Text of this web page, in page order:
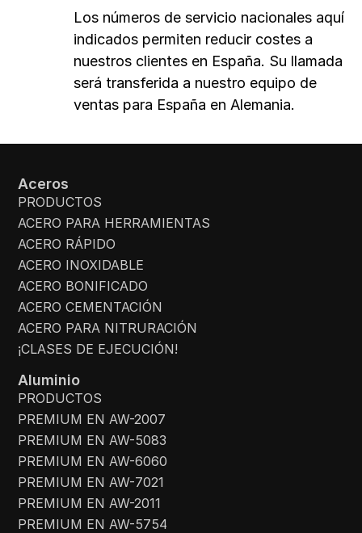
Los números de servicio nacionales aquí
indicados permiten reducir costes a
nuestros clientes en España. Su llamada
será transferida a nuestro equipo de
ventas para España en Alemania.
Aceros
PRODUCTOS
ACERO PARA HERRAMIENTAS
ACERO RÁPIDO
ACERO INOXIDABLE
ACERO BONIFICADO
ACERO CEMENTACIÓN
ACERO PARA NITRURACIÓN
¡CLASES DE EJECUCIÓN!
Aluminio
PRODUCTOS
PREMIUM EN AW-2007
PREMIUM EN AW-5083
PREMIUM EN AW-6060
PREMIUM EN AW-7021
PREMIUM EN AW-2011
PREMIUM EN AW-5754